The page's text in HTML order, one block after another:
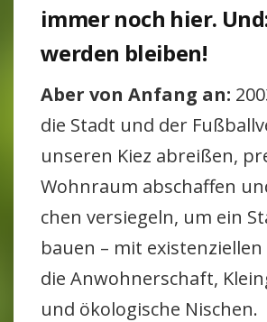
immer noch hier.
werden bleiben!
Aber von Anfang an:
die Stadt und der
unseren Kiez abreißen,
Wohn­raum abschaffen
chen ver­sie­geln, um ein
bauen – mit
die Anwoh­ner­schaft,
und öko­lo­gi­sche Nischen.